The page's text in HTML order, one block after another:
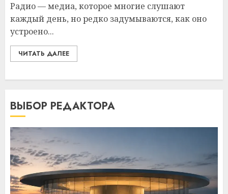
Радио — медиа, которое многие слушают
каждый день, но редко задумываются, как оно
устроено...
ЧИТАТЬ ДАЛЕЕ
ВЫБОР РЕДАКТОРА